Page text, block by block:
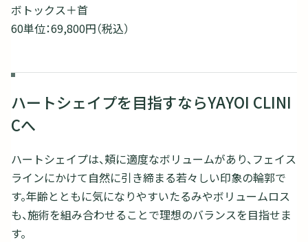
ボトックス＋首
60単位：69,800円（税込）
ハートシェイプを目指すならYAYOI CLINI
Cへ
ハートシェイプは、頬に適度なボリュームがあり、フェイス
ラインにかけて自然に引き締まる若々しい印象の輪郭で
す。年齢とともに気になりやすいたるみやボリュームロス
も、施術を組み合わせることで理想のバランスを目指せま
す。